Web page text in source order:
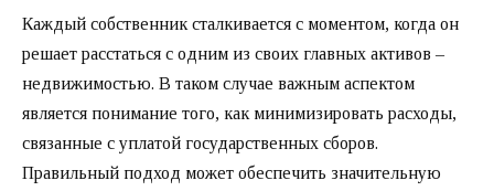
Каждый собственник сталкивается с моментом, когда он
решает расстаться с одним из своих главных активов –
недвижимостью. В таком случае важным аспектом
является понимание того, как минимизировать расходы,
связанные с уплатой государственных сборов.
Правильный подход может обеспечить значительную